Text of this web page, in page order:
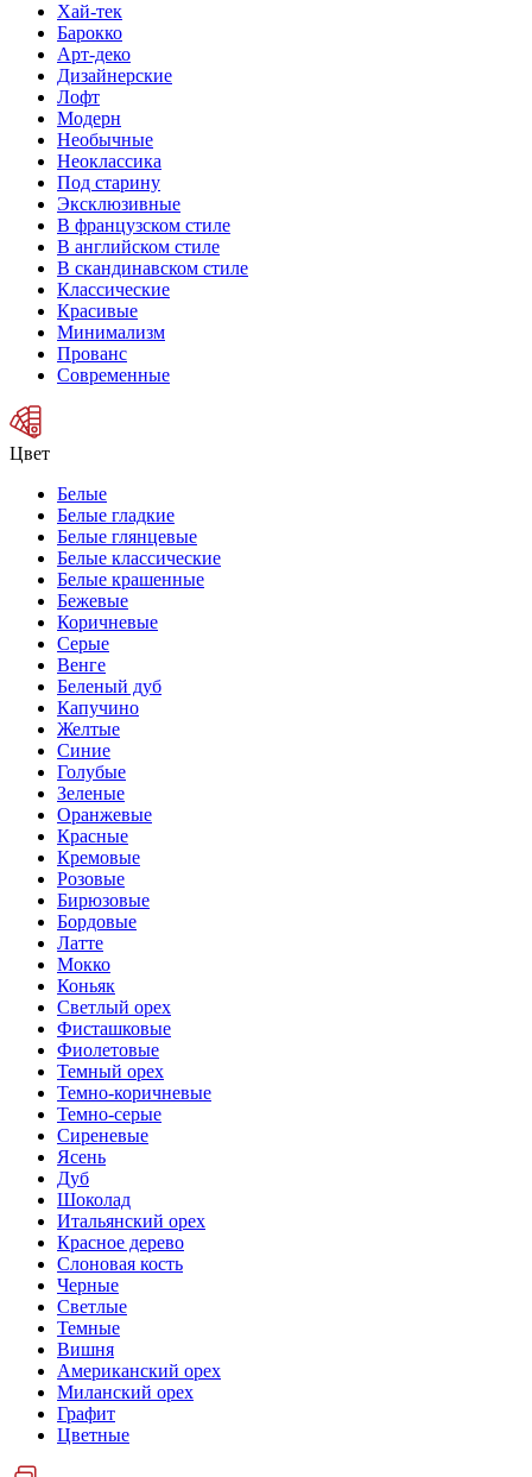
Хай-тек
Барокко
Арт-деко
Дизайнерские
Лофт
Модерн
Необычные
Неоклассика
Под старину
Эксклюзивные
В французском стиле
В английском стиле
В скандинавском стиле
Классические
Красивые
Минимализм
Прованс
Современные
Цвет
Белые
Белые гладкие
Белые глянцевые
Белые классические
Белые крашенные
Бежевые
Коричневые
Серые
Венге
Беленый дуб
Капучино
Желтые
Синие
Голубые
Зеленые
Оранжевые
Красные
Кремовые
Розовые
Бирюзовые
Бордовые
Латте
Мокко
Коньяк
Светлый орех
Фисташковые
Фиолетовые
Темный орех
Темно-коричневые
Темно-серые
Сиреневые
Ясень
Дуб
Шоколад
Итальянский орех
Красное дерево
Слоновая кость
Черные
Светлые
Темные
Вишня
Американский орех
Миланский орех
Графит
Цветные